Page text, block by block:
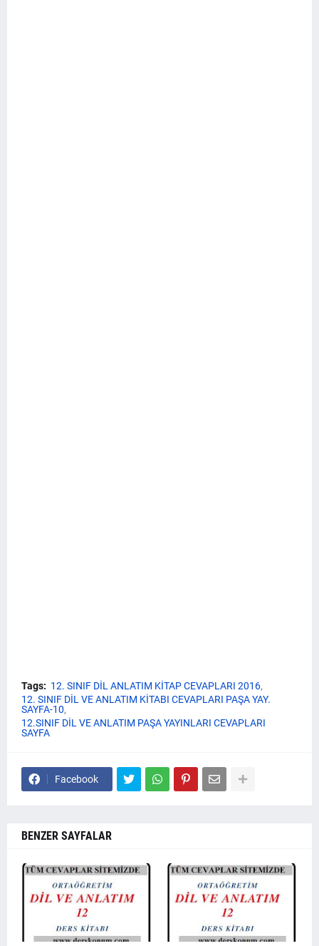
Tags: 12. SINIF DİL ANLATIM KİTAP CEVAPLARI 2016
12. SINIF DİL VE ANLATIM KİTABI CEVAPLARI PAŞA YAY.
SAYFA-10
12.SINIF DİL VE ANLATIM PAŞA YAYINLARI CEVAPLARI
SAYFA
Facebook
BENZER SAYFALAR